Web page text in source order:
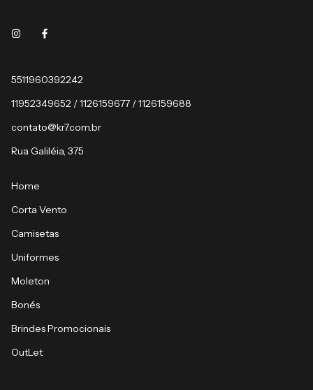
5511960392242
11952349652 / 1126159677 / 1126159688
contato@kr7.com.br
Rua Galiléia, 375
Home
Corta Vento
Camisetas
Uniformes
Moleton
Bonés
Brindes Promocionais
OutLet